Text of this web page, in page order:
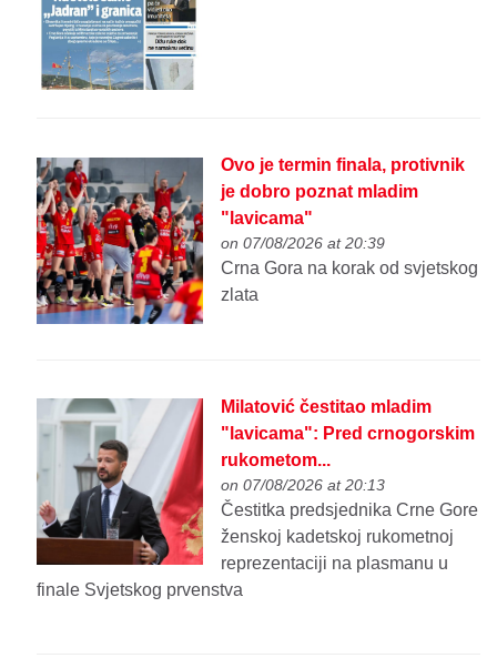
Ovo je termin finala, protivnik
je dobro poznat mladim
"lavicama"
on 07/08/2026 at 20:39
Crna Gora na korak od svjetskog
zlata
Milatović čestitao mladim
"lavicama": Pred crnogorskim
rukometom...
on 07/08/2026 at 20:13
Čestitka predsjednika Crne Gore
ženskoj kadetskoj rukometnoj
reprezentaciji na plasmanu u
finale Svjetskog prvenstva